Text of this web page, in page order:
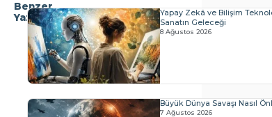
Benzer
Yazılar
Yapay Zekâ ve Bilişim
Sanatın Geleceği
8 Ağustos 2026
Büyük Dünya Savaşı Nasıl
7 Ağustos 2026